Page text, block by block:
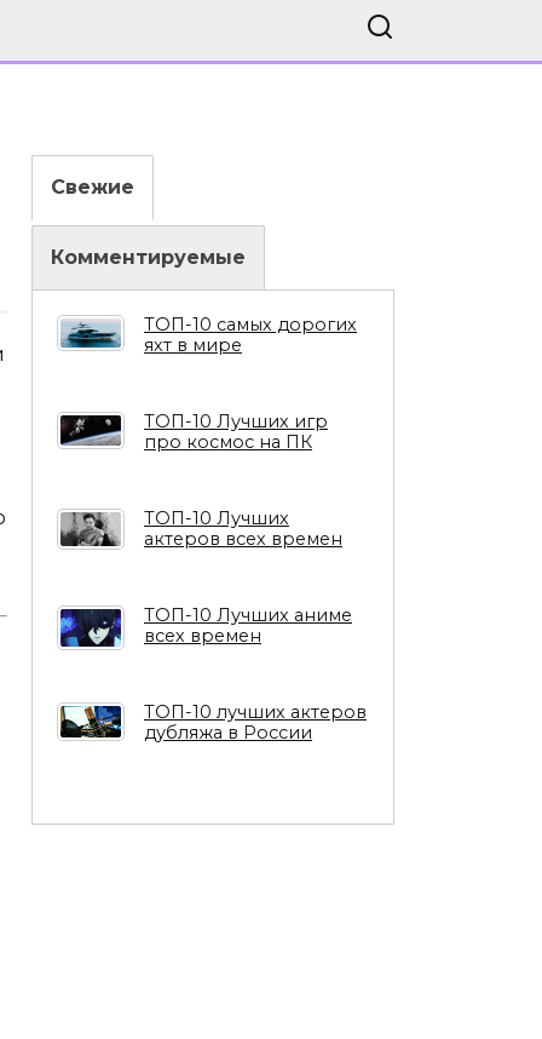
Свежие
Комментируемые
ТОП-10 самых дорогих
яхт в мире
ТОП-10 Лучших игр
про космос на ПК
ТОП-10 Лучших
актеров всех времен
ТОП-10 Лучших аниме
всех времен
ТОП-10 лучших актеров
дубляжа в России